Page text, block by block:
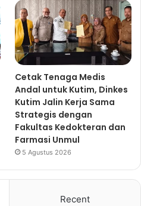
Cetak Tenaga Medis
Andal untuk Kutim, Dinkes
Kutim Jalin Kerja Sama
Strategis dengan
Fakultas Kedokteran dan
Farmasi Unmul
5 Agustus 2026
Recent